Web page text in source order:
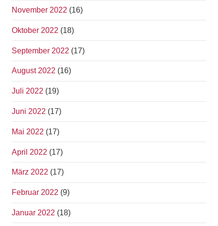
November 2022 (16)
Oktober 2022 (18)
September 2022 (17)
August 2022 (16)
Juli 2022 (19)
Juni 2022 (17)
Mai 2022 (17)
April 2022 (17)
März 2022 (17)
Februar 2022 (9)
Januar 2022 (18)